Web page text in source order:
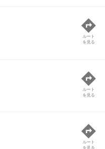
ルート
を見る
ルート
を見る
ルート
を見る